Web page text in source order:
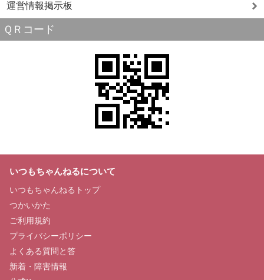
運営情報掲示板
ＱＲコード
いつもちゃんねるについて
いつもちゃんねるトップ
つかいかた
ご利用規約
プライバシーポリシー
よくある質問と答
新着・障害情報